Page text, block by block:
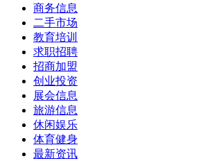
商务信息
二手市场
教育培训
求职招聘
招商加盟
创业投资
展会信息
旅游信息
休闲娱乐
体育健身
最新资讯